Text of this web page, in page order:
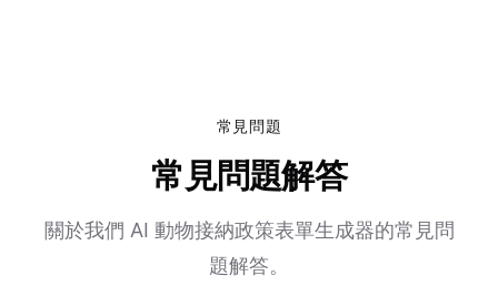
常見問題
常見問題解答
關於我們 AI 動物接納政策表單生成器的常見問
題解答。